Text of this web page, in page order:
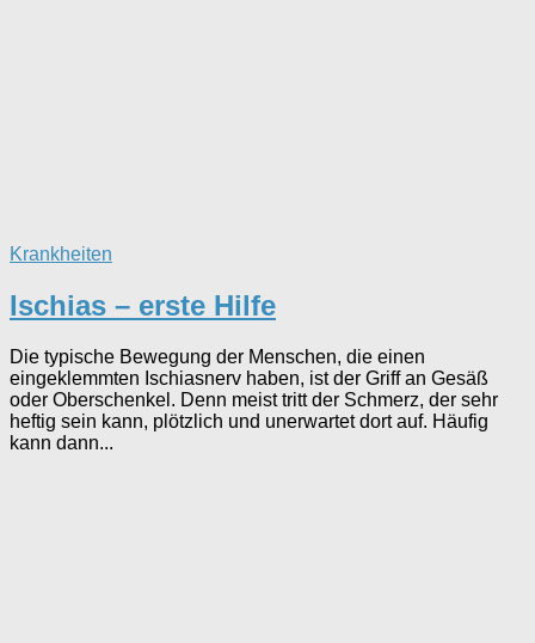
Krankheiten
Ischias – erste Hilfe
Die typische Bewegung der Menschen, die einen
eingeklemmten Ischiasnerv haben, ist der Griff an Gesäß
oder Oberschenkel. Denn meist tritt der Schmerz, der sehr
heftig sein kann, plötzlich und unerwartet dort auf. Häufig
kann dann...